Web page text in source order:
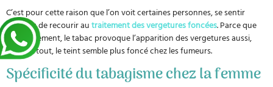
C’est pour cette raison que l’on voit certaines personnes, se sentir
obligées de recourir autraitement des vergetures foncées. Parce que
non seulement, le tabac provoque l’apparition des vergetures aussi,
mais surtout, le teint semble plus foncé chez les fumeurs.
Spécificité du tabagisme chez la femme